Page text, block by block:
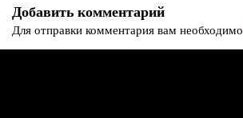
Добавить комментарий
Для отправки комментария вам необходимо